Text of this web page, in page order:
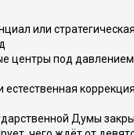
или
центры под
Думы